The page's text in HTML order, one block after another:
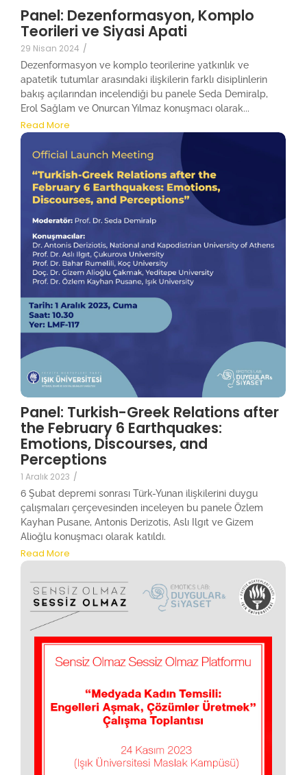
Panel: Dezenformasyon, Komplo
Teorileri ve Siyasi Apati
29 Nisan 2024 /
Dezenformasyon ve komplo teorilerine yatkınlık ve
apatetik tutumlar arasındaki ilişkilerin farklı disiplinlerin
bakış açılarından incelendiği bu panele Seda Demiralp,
Erol Sağlam ve Onurcan Yılmaz konuşmacı olarak...
Read More
Panel: Turkish-Greek Relations after
the February 6 Earthquakes:
Emotions, Discourses, and
Perceptions
1 Aralık 2023 /
6 Şubat depremi sonrası Türk-Yunan ilişkilerini duygu
çalışmaları çerçevesinden inceleyen bu panele Özlem
Kayhan Pusane, Antonis Derizotis, Aslı Ilgıt ve Gizem
Alioğlu konuşmacı olarak katıldı.
Read More